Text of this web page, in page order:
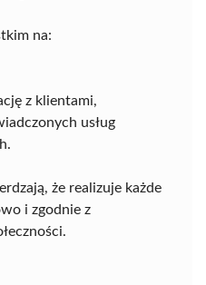
na:
z klientami,
usług
że realizuje każde
i zgodnie z